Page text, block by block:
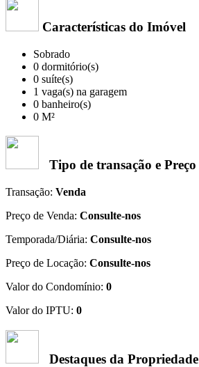
Características do Imóvel
Sobrado
0 dormitório(s)
0 suíte(s)
1 vaga(s) na garagem
0 banheiro(s)
0 M²
Tipo de transação e Preço
Transação: Venda
Preço de Venda: Consulte-nos
Temporada/Diária: Consulte-nos
Preço de Locação: Consulte-nos
Valor do Condomínio: 0
Valor do IPTU: 0
Destaques da Propriedade